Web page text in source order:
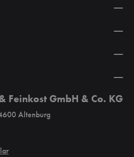
Feinkost GmbH & Co. KG
Altenburg